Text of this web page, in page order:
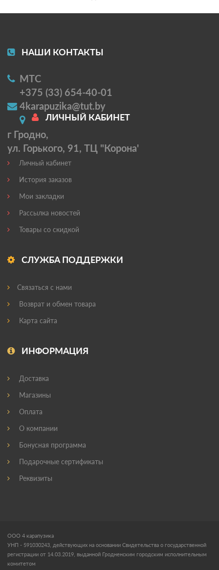
НАШИ КОНТАКТЫ
МТС
+375 (33) 654-40-01
4karapuzika@tut.by
г Гродно,
ул. Горького, 91, ТЦ "Корона'
ЛИЧНЫЙ КАБИНЕТ
Личный кабинет
История заказов
Мои закладки
Рассылка новостей
Товары со скидкой
СЛУЖБА ПОДДЕРЖКИ
Связаться с нами
Возврат и обмен товара
Карта сайта
ИНФОРМАЦИЯ
Доставка
Магазины
Оплата
О компании
Бонусная программа
Подарочные сертификаты
Реквизиты
ООО 4 карапузика
УНП - 591030243, действующих на основании Свидетельства о государственной
регистрации от 14.03.2019, выданной Гродненским городским исполнительным
комитетом